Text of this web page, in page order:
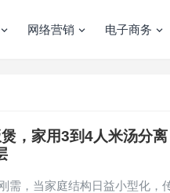
网络营销 电子商务
，家用3到4人米汤分
需，当家庭结构日益小型化，